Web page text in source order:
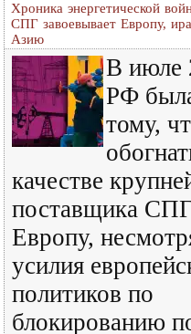
Хроника энергетической
СПГ завоевывает Европу,
Азию
В июле
РФ
тому,
качестве
поставщика
Европу,
усилия
политиков по
блокированию